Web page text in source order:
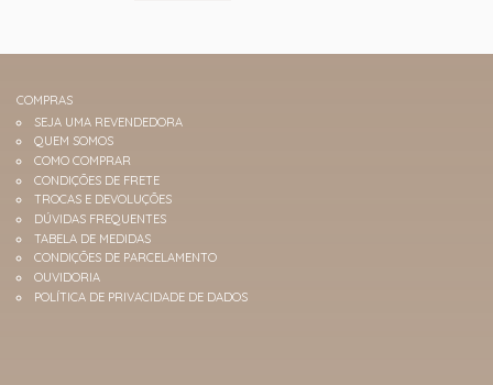
COMPRAS
SEJA UMA REVENDEDORA
QUEM SOMOS
COMO COMPRAR
CONDIÇÕES DE FRETE
TROCAS E DEVOLUÇÕES
DÚVIDAS FREQUENTES
TABELA DE MEDIDAS
CONDIÇÕES DE PARCELAMENTO
OUVIDORIA
POLÍTICA DE PRIVACIDADE DE DADOS